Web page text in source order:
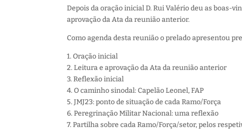
Depois da oração inicial D. Rui Valério deu as boas-
aprovação da Ata da reunião anterior.
Como agenda desta reunião o prelado apresentou
1. Oração inicial
2. Leitura e aprovação da Ata da reunião anterior
3. Reflexão inicial
4. O caminho sinodal: Capelão Leonel, FAP
5. JMJ23: ponto de situação de cada Ramo/Força
6. Peregrinação Militar Nacional: uma reflexão
7. Partilha sobre cada Ramo/Força/setor, pelos